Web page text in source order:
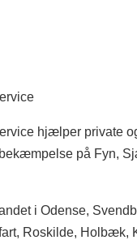
hjælper private
på Fyn,
i Odense,
Roskilde, Holbæk,